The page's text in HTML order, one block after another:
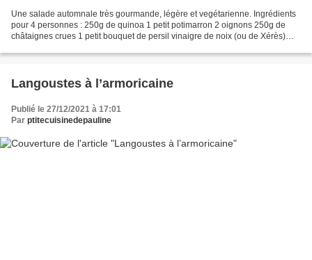
Une salade automnale très gourmande, légère et vegétarienne. Ingrédients
pour 4 personnes : 250g de quinoa 1 petit potimarron 2 oignons 250g de
châtaignes crues 1 petit bouquet de persil vinaigre de noix (ou de Xérès)
Langoustes à l’armoricaine
Publié le 27/12/2021 à 17:01
Par ptitecuisinedepauline